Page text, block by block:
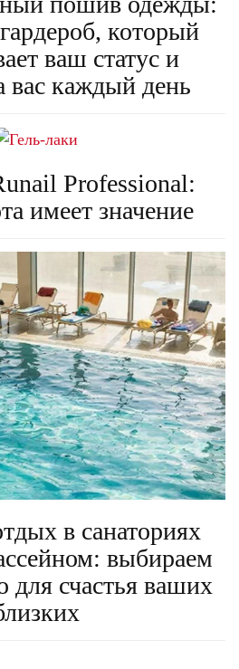
который
ваш статус и
вас каждый день
Professional:
имеет значение
в санаториях
выбираем
для счастья ваших